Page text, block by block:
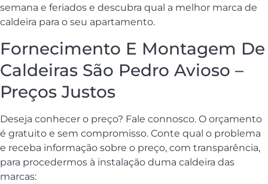
semana e feriados e descubra qual a melhor marca de
caldeira para o seu apartamento.
Fornecimento E Montagem De
Caldeiras São Pedro Avioso –
Preços Justos
Deseja conhecer o preço? Fale connosco. O orçamento
é gratuito e sem compromisso. Conte qual o problema
e receba informação sobre o preço, com transparência,
para procedermos à instalação duma caldeira das
marcas: